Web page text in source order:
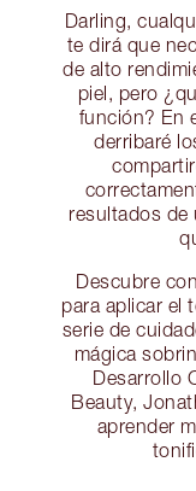
Darling,
te dirá que
de alto
piel, pero
función? En
derribaré
resultados de
Descubre
para aplicar el
serie de
mágica
Desarrollo
Beauty,
aprender